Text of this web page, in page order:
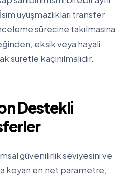
uyuşmazlıkları transfer
sürecine takılmasına
eksik veya hayali
suretle kaçınılmalıdır.
Destekli
güvenilirlik seviyesini ve
koyan en net parametre,